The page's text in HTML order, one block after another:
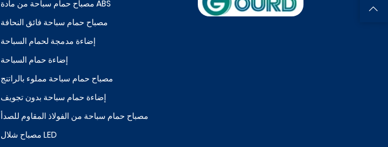
مصباح حمام سباحة من مادة ABS
مصباح حمام سباحة فائق النحافة
إضاءة مدمجة لحمام السباحة
إضاءة حمام السباحة
مصباح حمام سباحة مملوء بالراتنج
إضاءة حمام سباحة بدون تجويف
مصباح حمام سباحة من الفولاذ المقاوم للصدأ
مصباح شلال LED